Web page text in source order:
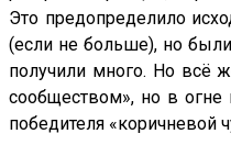
Это предопределило
(если не больше), но
получили много. Но всё
сообществом», но в огне
победителя «коричневой